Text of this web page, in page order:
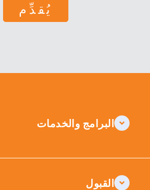
البرامج والخدمات
القبول